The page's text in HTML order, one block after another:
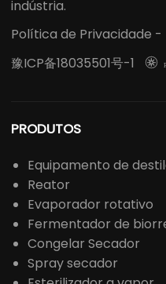
indústria.
Política de Privacidade -
豫ICP备18035501号-1

PRODUTOS
Equipamento de
Reator
Evaporador rotativo
Fermentador de
Congelar Secador
Spray secador